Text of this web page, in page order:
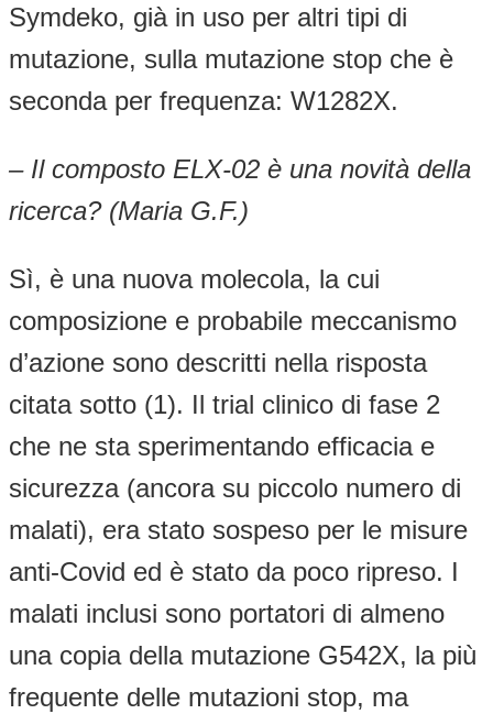
Symdeko, già in uso per altri tipi di
mutazione, sulla mutazione stop che è
seconda per frequenza: W1282X.
– Il composto ELX-02 è una novità della
ricerca? (Maria G.F.)
Sì, è una nuova molecola, la cui
composizione e probabile meccanismo
d’azione sono descritti nella risposta
citata sotto (1). Il trial clinico di fase 2
che ne sta sperimentando efficacia e
sicurezza (ancora su piccolo numero di
malati), era stato sospeso per le misure
anti-Covid ed è stato da poco ripreso. I
malati inclusi sono portatori di almeno
una copia della mutazione G542X, la più
frequente delle mutazioni stop, ma